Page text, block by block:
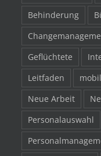
Behinderung
Geflüchtete
Leitfaden
Neue Arbeit
Personalauswahl